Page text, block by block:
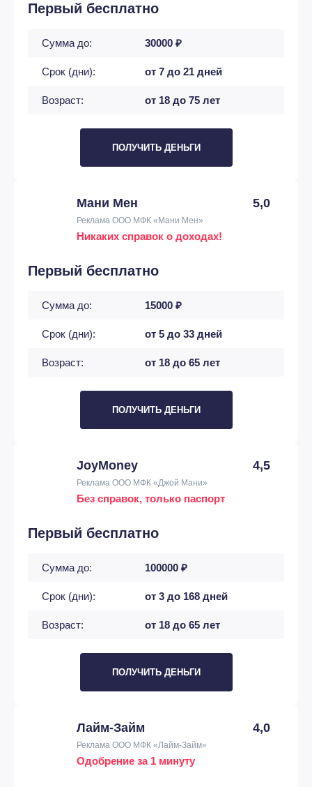
Первый бесплатно
Сумма до: 30000 ₽
Срок (дни): от 7 до 21 дней
Возраст: от 18 до 75 лет
ПОЛУЧИТЬ ДЕНЬГИ
Мани Мен 5,0
Реклама ООО МФК «Мани Мен»
Никаких справок о доходах!
Первый бесплатно
Сумма до: 15000 ₽
Срок (дни): от 5 до 33 дней
Возраст: от 18 до 65 лет
ПОЛУЧИТЬ ДЕНЬГИ
JoyMoney 4,5
Реклама ООО МФК «Джой Мани»
Без справок, только паспорт
Первый бесплатно
Сумма до: 100000 ₽
Срок (дни): от 3 до 168 дней
Возраст: от 18 до 65 лет
ПОЛУЧИТЬ ДЕНЬГИ
Лайм-Займ 4,0
Реклама ООО МФК «Лайм-Займ»
Одобрение за 1 минуту